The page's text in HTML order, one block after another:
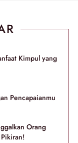
Kimpul yang
Pencapaianmu
Orang